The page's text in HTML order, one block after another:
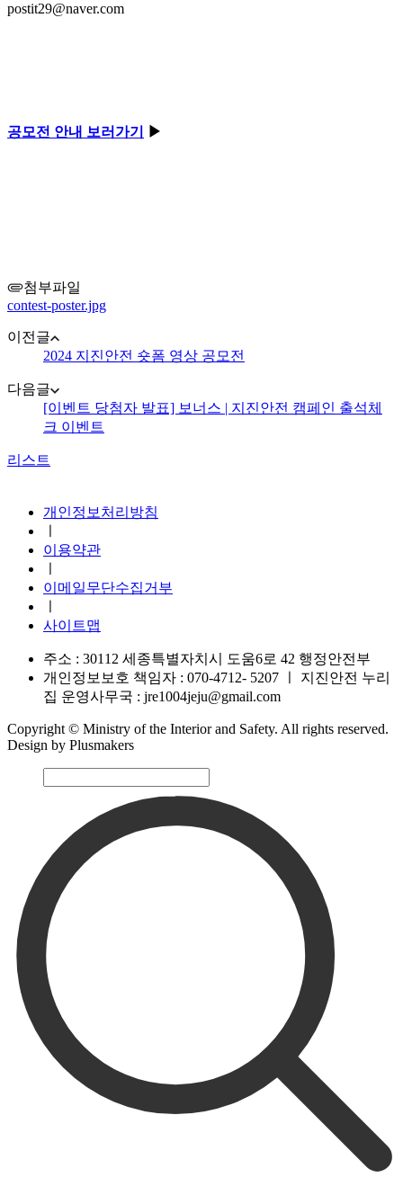
postit29@naver.com
공모전 안내 보러가기 ▶
첨부파일
contest-poster.jpg
이전글
2024 지진안전 숏폼 영상 공모전
다음글
[이벤트 당첨자 발표] 보너스 | 지진안전 캠페인 출석체
크 이벤트
리스트
개인정보처리방침
이용약관
이메일무단수집거부
사이트맵
주소 : 30112 세종특별자치시 도움6로 42 행정안전부
개인정보보호 책임자 : 070-4712- 5207
지진안전 누리
집 운영사무국 : jre1004jeju@gmail.com
Copyright © Ministry of the Interior and Safety. All rights reserved.
Design by Plusmakers